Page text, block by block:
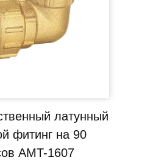
латунный
фитинг на 90
AMT-1607